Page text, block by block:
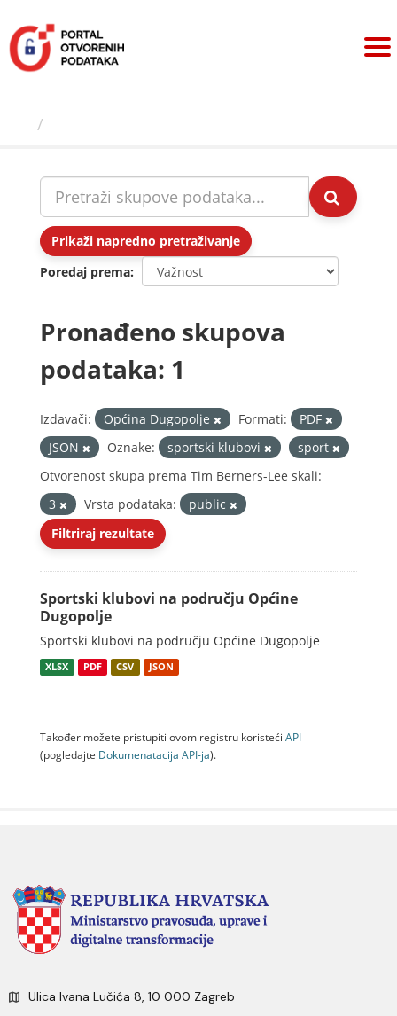
sadržaj
Prikaži napredno pretraživanje
Poredaj prema
Pronađeno skupova
podataka: 1
Izdavači: Općina Dugopolje Formati:
PDF
JSON
Oznake: sportski klubovi
sport
Otvorenost skupa prema Tim Berners-Lee skali:
3
Vrsta podataka:
public
Filtriraj rezultate
Sportski klubovi na području Općine
Dugopolje
Sportski klubovi na području Općine Dugopolje
XLSX PDF CSV JSON
Također možete pristupiti ovom registru koristeći API
(pogledajte Dokumenаtаcijа API-jа).